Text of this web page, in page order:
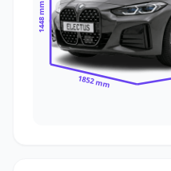
1448 mm
1852 mm